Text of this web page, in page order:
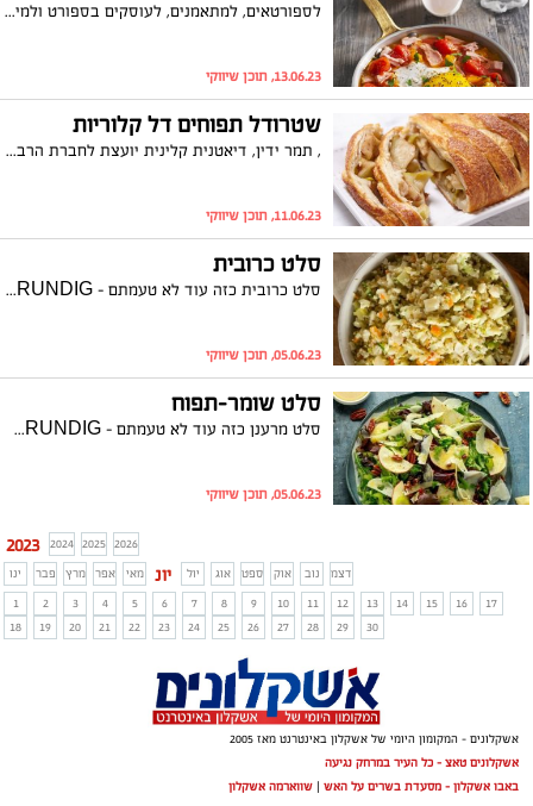
לספורטאים, למתאמנים, לעוסקים בספורט ולמי שמקיים שגרת אורח חיים בריא ותזונה נכונה, מותג הטונה האיטלקי ריו מרה, מציע מתכון עשיר בחלבונים, להכנת שקשוקה המשלבת נתחי טונה בהירה בשמן זית שמכילים 24 גרם חלבון (ב 100 גר). שקשוקה בשילוב טונה ריו מרה עשירה בחלבון טעימה, קלה ומהירה להכנה וניתן לשלב אותה בתזונה היומית של הספורטאים.
13.06.23, תוכן שיווקי
שטרודל תפוחים דל קלוריות
, תמר ידין, דיאטנית קלינית יועצת לחברת הרבלייף מנדבת מתכון מנצח לשטרודל תפוחים דל קלוריות
11.06.23, תוכן שיווקי
סלט כרובית
סלט כרובית כזה עוד לא טעמתם - GRUNDIG המתכון באדיבות מותג מוצרי החשמל גרונדיג
05.06.23, תוכן שיווקי
סלט שומר-תפוח
סלט מרענן כזה עוד לא טעמתם - GRUNDIG המתכון באדיבות מותג מוצרי החשמל גרונדיג
05.06.23, תוכן שיווקי
2023 2024 2025 2026
ינו
פבר מרץ אפר מאי יונ יול אוג ספט אוק נוב
דצמ
1
2 3 4 5 6 7 8 9 10 11 12 13 14 15 16
17
18
19 20 21 22 23 24 25 26 27 28 29 30
אשקלונים - המקומון היומי של אשקלון באינטרנט מאז 2005
אשקלונים טאצ - כל העיר במרחק נגיעה
באבו אשקלון - מסעדת בשרים על האש | שווארמה אשקלון